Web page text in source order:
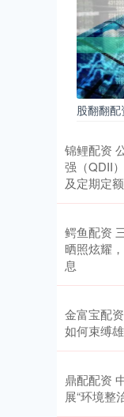
股翻翻
锦鲤配资
强（QDII
及定期定
鳄鱼配资
晒照炫耀
息
金富宝配
如何束缚
鼎配配资
展“环境整